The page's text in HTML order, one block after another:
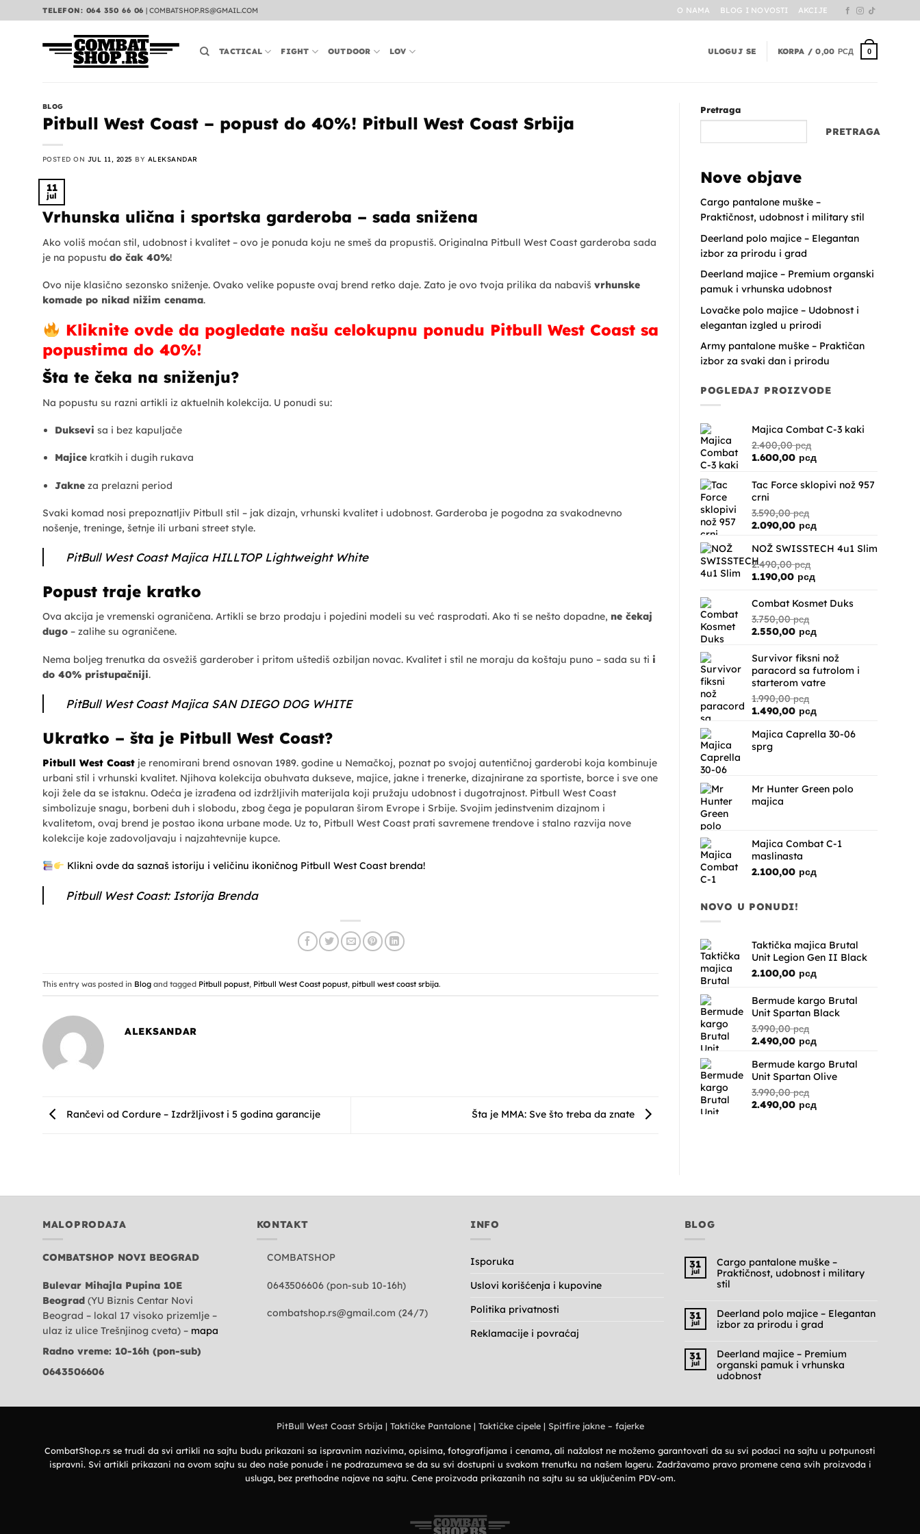
na
TELEFON: 064 350 66 06 | COMBATSHOP.RS@GMAIL.COM O NAMA BLOG I NOVOSTI AKCIJE
TACTICAL FIGHT OUTDOOR LOV ULOGUJ SE KORPA /0,00 РСД 0
BLOG
Pitbull West Coast – popust do 40%! Pitbull West Coast Srbija
POSTED ON JUL 11, 2025 BY ALEKSANDAR
11
jul
Vrhunska ulična i sportska garderoba – sada snižena
Ako voliš moćan stil, udobnost i kvalitet – ovo je ponuda koju ne smeš da propustiš. Originalna Pitbull West Coast garderoba sada
je na popustu do čak 40%!
Ovo nije klasično sezonsko sniženje. Ovako velike popuste ovaj brend retko daje. Zato je ovo tvoja prilika da nabaviš vrhunske
komade po nikad nižim cenama.
Kliknite ovde da pogledate našu celokupnu ponudu Pitbull West Coast sa
popustima do 40%!
Šta te čeka na sniženju?
Na popustu su razni artikli iz aktuelnih kolekcija. U ponudi su:
Duksevi sa i bez kapuljače
Majice kratkih i dugih rukava
Jakne za prelazni period
Svaki komad nosi prepoznatljiv Pitbull stil – jak dizajn, vrhunski kvalitet i udobnost. Garderoba je pogodna za svakodnevno
nošenje, treninge, šetnje ili urbani street style.
PitBull West Coast Majica HILLTOP Lightweight White
Popust traje kratko
Ova akcija je vremenski ograničena. Artikli se brzo prodaju i pojedini modeli su već rasprodati. Ako ti se nešto dopadne, ne čekaj
dugo – zalihe su ograničene.
Nema boljeg trenutka da osvežiš garderober i pritom uštediš ozbiljan novac. Kvalitet i stil ne moraju da koštaju puno – sada su ti i
do 40% pristupačniji.
PitBull West Coast Majica SAN DIEGO DOG WHITE
Ukratko – šta je Pitbull West Coast?
Pitbull West Coast je renomirani brend osnovan 1989. godine u Nemačkoj, poznat po svojoj autentičnoj garderobi koja kombinuje
urbani stil i vrhunski kvalitet. Njihova kolekcija obuhvata dukseve, majice, jakne i trenerke, dizajnirane za sportiste, borce i sve one
koji žele da se istaknu. Odeća je izrađena od izdržljivih materijala koji pružaju udobnost i dugotrajnost. Pitbull West Coast
simbolizuje snagu, borbeni duh i slobodu, zbog čega je popularan širom Evrope i Srbije. Svojim jedinstvenim dizajnom i
kvalitetom, ovaj brend je postao ikona urbane mode. Uz to, Pitbull West Coast prati savremene trendove i stalno razvija nove
kolekcije koje zadovoljavaju i najzahtevnije kupce.
Klikni ovde da saznaš istoriju i veličinu ikoničnog Pitbull West Coast brenda!
Pitbull West Coast: Istorija Brenda
This entry was posted in Blog and tagged Pitbull popust, Pitbull West Coast popust, pitbull west coast srbija.
ALEKSANDAR
Rančevi od Cordure – Izdržljivost i 5 godina garancije Šta je MMA: Sve što treba da znate
Pretraga
PRETRAGA
Nove objave
Cargo pantalone muške –
Praktičnost, udobnost i military stil
Deerland polo majice – Elegantan
izbor za prirodu i grad
Deerland majice – Premium organski
pamuk i vrhunska udobnost
Lovačke polo majice – Udobnost i
elegantan izgled u prirodi
Army pantalone muške – Praktičan
izbor za svaki dan i prirodu
POGLEDAJ PROIZVODE
Majica Combat C-3 kaki
2.400,00рсд
Originalna
je
bila:
1.600,00 рсд
je:
1.600,00 рсд.
Tac Force sklopivi nož 957
crni
3.590,00рсд
Originalna
je
bila:
3.590,00 рсд.
2.090,00 рсд
je:
NOŽ SWISSTECH 4u1 Slim
2.490,00рсд
Originalna
je
2.490,00 рсд.
1.190,00 рсд
je:
Combat Kosmet Duks
3.750,00рсд
Originalna
je
bila:
3.750,00 рсд.
2.550,00 рсд
je:
2.550,00 рсд.
Survivor fiksni nož
paracord sa futrolom i
starterom vatre
1.990,00рсд
Originalna
je
bila:
1.490,00 рсд
je:
Majica Caprella 30-06
sprg
Mr Hunter Green polo
majica
Majica Combat C-1
maslinasta
2.100,00 рсд
NOVO U PONUDI!
Taktička majica Brutal
Unit Legion Gen II Black
2.100,00 рсд
Bermude kargo Brutal
Unit Spartan Black
3.990,00рсд
Originalna
je
bila:
3.990,00 рсд.
2.490,00 рсдTrenutna
je:
2.490,00 рсд.
Bermude kargo Brutal
Unit Spartan Olive
3.990,00рсд
Originalna
2.490,00 рсдTrenutna
MALOPRODAJA
COMBATSHOP NOVI BEOGRAD
Bulevar Mihajla Pupina 10E
Beograd (YU Biznis Centar Novi
Beograd – lokal 17 visoko prizemlje –
ulaz iz ulice Trešnjinog cveta) – mapa
Radno vreme: 10-16h (pon-sub)
0643506606
KONTAKT
COMBATSHOP
0643506606 (pon-sub 10-16h)
combatshop.rs@gmail.com (24/7)
INFO
Isporuka
Uslovi korišćenja i kupovine
Politika privatnosti
Reklamacije i povraćaj
BLOG
31
jul
Cargo pantalone muške –
Praktičnost, udobnost i military
stil
na
Cargo
pantalone
Praktičnost,
udobnost
i
military
stil
31
jul
Deerland polo majice – Elegantan
izbor za prirodu i grad
na
Deerland
polo
majice
–
31
jul
Deerland majice – Premium
organski pamuk i vrhunska
udobnost
pamuk
i
vrhunska
udobnost
PitBull West Coast Srbija | Taktičke Pantalone| Taktičke cipele| Spitfire jakne – fajerke
CombatShop.rs se trudi da svi artikli na sajtu budu prikazani sa ispravnim nazivima, opisima, fotografijama i cenama, ali nažalost ne možemo garantovati da su svi podaci na sajtu u potpunosti
ispravni. Svi artikli prikazani na ovom sajtu su deo naše ponude i ne podrazumeva se da su svi dostupni u svakom trenutku na našem lageru. Zadržavamo pravo promene cena svih proizvoda i
usluga, bez prethodne najave na sajtu. Cene proizvoda prikazanih na sajtu su sa uključenim PDV-om.